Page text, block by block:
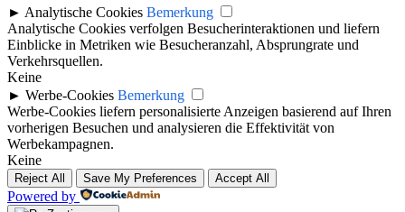
► Analytische Cookies Bemerkung
Analytische Cookies verfolgen Besucherinteraktionen und liefern
Einblicke in Metriken wie Besucheranzahl, Absprungrate und
Verkehrsquellen.
Keine
► Werbe-Cookies Bemerkung
Werbe-Cookies liefern personalisierte Anzeigen basierend auf Ihren
vorherigen Besuchen und analysieren die Effektivität von
Werbekampagnen.
Keine
Reject All Save My Preferences Accept All
Powered by